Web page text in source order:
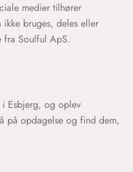
medier tilhører
bruges, deles eller
fra Soulful ApS.
Esbjerg, og oplev
på opdagelse og find dem,